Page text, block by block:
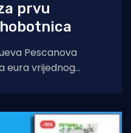
prvu
Pescanova
eura vrijednog